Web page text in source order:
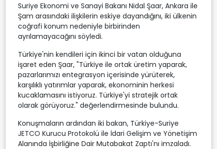
Suriye Ekonomi ve Sanayi Bakanı Nidal Şaar, Ankara ile
Şam arasındaki ilişkilerin eskiye dayandığını, iki ülkenin
coğrafi konum nedeniyle birbirinden
ayrılamayacağını söyledi.
Türkiye'nin kendileri için ikinci bir vatan olduğuna
işaret eden Şaar, "Türkiye ile ortak üretim yaparak,
pazarlarımızı entegrasyon içerisinde yürüterek,
karşılıklı yatırımlar yaparak, ekonominin herkesi
kucaklamasını istiyoruz. Türkiye'yi stratejik ortak
olarak görüyoruz." değerlendirmesinde bulundu.
Konuşmaların ardından iki bakan, Türkiye-Suriye
JETCO Kurucu Protokolü ile İdari Gelişim ve Yönetişim
Alanında İşbirliğine Dair Mutabakat Zaptı'nı imzaladı.